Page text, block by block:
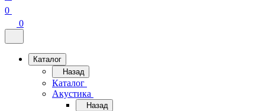
0
0
Каталог
Назад
Каталог
Акустика
Назад